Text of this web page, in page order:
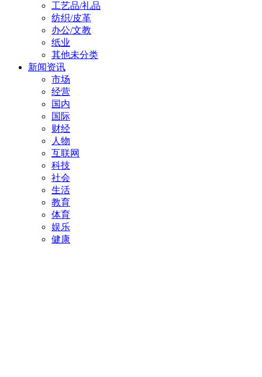
工艺品/礼品
纺织/皮革
办公/文教
纸业
其他未分类
新闻资讯
市场
经营
国内
国际
财经
人物
互联网
科技
社会
生活
教育
体育
娱乐
健康